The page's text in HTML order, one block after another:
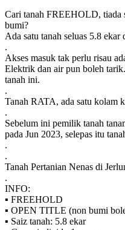
Cari tanah FREEHOLD, tiada
bumi?
Ada satu tanah seluas 5.8
.
Akses masuk tak perlu risau
Elektrik dan air pun boleh
tanah ini.
.
Tanah RATA, ada satu kolam
.
Sebelum ini pemilik tanah
pada Jun 2023, selepas itu
.
.
Tanah Pertanian Nenas di
.
INFO:
▪️ FREEHOLD
▪️ OPEN TITLE (non bumi
▪️ Saiz tanah: 5.8 ekar